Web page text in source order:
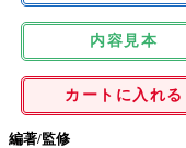
内容見本
カートに入れる
編著/監修